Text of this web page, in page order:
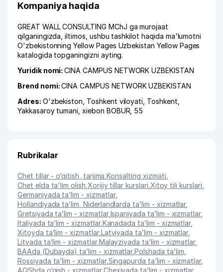
Kompaniya haqida
GREAT WALL CONSULTING MChJ ga murojaat
qilganingizda, iltimos, ushbu tashkilot haqida ma'lumotni
O'zbekistonning Yellow Pages Uzbekistan Yellow Pages
katalogida topganingizni ayting.
Yuridik nomi:CINA CAMPUS NETWORK UZBEKISTAN
Brend nomi:CINA CAMPUS NETWORK UZBEKISTAN
Adres: O'zbekiston, Toshkent viloyati Toshkent
Yakkasaroy tumani ,xiеbon BOBUR , 55
Rubrikalar
Chet tillar - o‘qitish, tarjima ,Konsalting xizmati
Chet elda ta'lim olish Xorijiy tillar kurslari Xitoy tili kurslari
Germaniyada ta’lim - xizmatlar,
Hollandiyada ta’lim, Niderlandlarda ta’lim - xizmatlar,
Gretsiyada ta’lim - xizmatlar,Ispaniyada ta’lim - xizmatlar,
Italiyada ta’lim - xizmatlar,Kanadada ta’lim - xizmatlar,
Xitoyda ta’lim - xizmatlar,Latviyada ta’lim - xizmatlar,
Litvada ta’lim - xizmatlar,Malayziyada ta’lim - xizmatlar,
BAAda (Dubayda) ta’lim - xizmatlar,Polshada ta’lim
Rossiyada ta’lim - xizmatlar, Singapurda ta’lim - xizmatlar,
AQShda o‘qish - xizmatlar,Chexiyada ta’lim - xizmatlar,